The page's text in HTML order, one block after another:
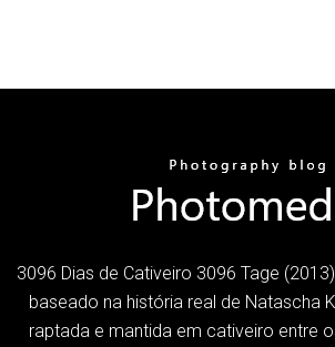
3096 Dias de Cativeiro 3096 Tage
baseado na história real de Natascha
raptada e mantida em cativeiro entre